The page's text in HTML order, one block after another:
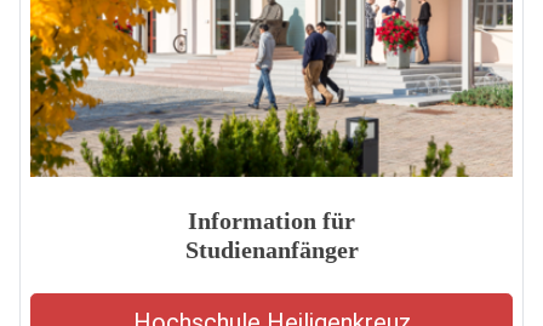
Information für
Studienanfänger